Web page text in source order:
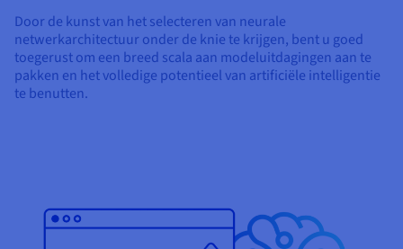
Door de kunst van het selecteren van neurale
netwerkarchitectuur onder de knie te krijgen, bent u goed
toegerust om een breed scala aan modeluitdagingen aan te
pakken en het volledige potentieel van artificiële intelligentie
te benutten.